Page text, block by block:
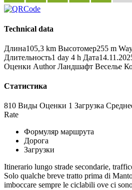
Technical data
Длина105,3 km Высотомер255 m
Длительность1 day 4 h Дата
Оценки Author Ландшафт Веселье
Статистика
810 Виды Оценки 1 Загрузка
Rate
Формуляр маршрута
Дорога
Загрузки
Itinerario lungo strade secondarie,
Solo qualche breve tratto prima di
imboccare sempre le ciclabili ove ci